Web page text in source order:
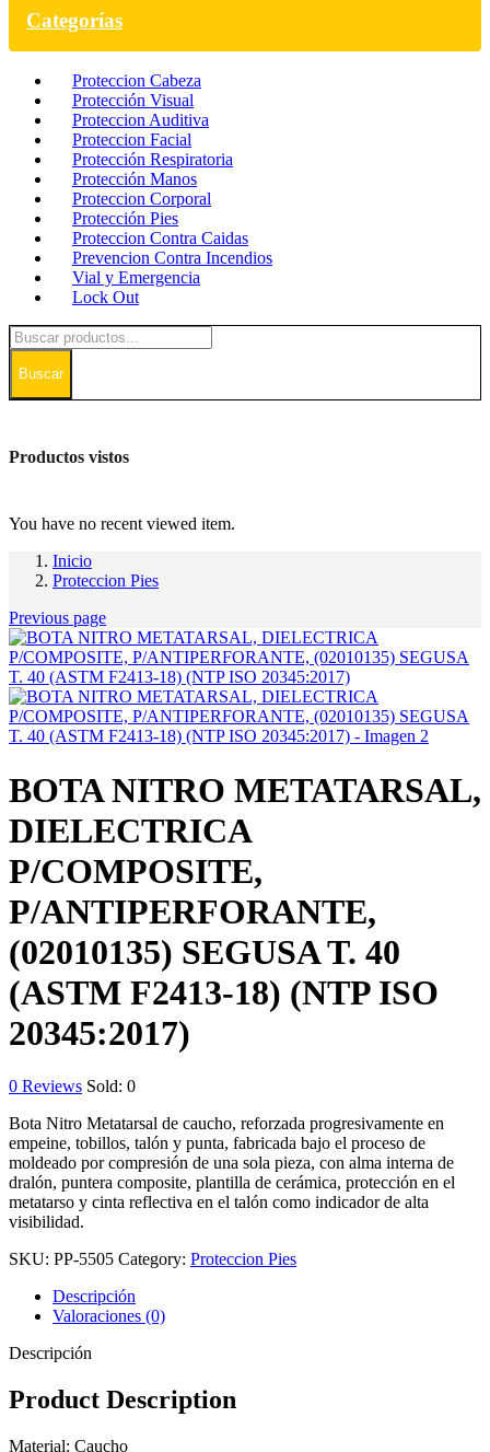
Categorías
Proteccion Cabeza
Protección Visual
Proteccion Auditiva
Proteccion Facial
Protección Respiratoria
Protección Manos
Proteccion Corporal
Protección Pies
Proteccion Contra Caidas
Prevencion Contra Incendios
Vial y Emergencia
Lock Out
Buscar
Productos vistos
You have no recent viewed item.
Inicio
Proteccion Pies
Previous page
BOTA NITRO METATARSAL,
DIELECTRICA
P/COMPOSITE,
P/ANTIPERFORANTE,
(02010135) SEGUSA T. 40
(ASTM F2413-18) (NTP ISO
20345:2017)
0 Reviews Sold: 0
Bota Nitro Metatarsal de caucho, reforzada progresivamente en
empeine, tobillos, talón y punta, fabricada bajo el proceso de
moldeado por compresión de una sola pieza, con alma interna de
dralón, puntera composite, plantilla de cerámica, protección en el
metatarso y cinta reflectiva en el talón como indicador de alta
visibilidad.
SKU: PP-5505 Category: Proteccion Pies
Descripción
Valoraciones (0)
Descripción
Product Description
Material: Caucho